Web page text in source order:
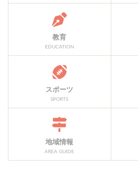
教育
EDUCATION
スポーツ
SPORTS
地域情報
AREA GUIDE